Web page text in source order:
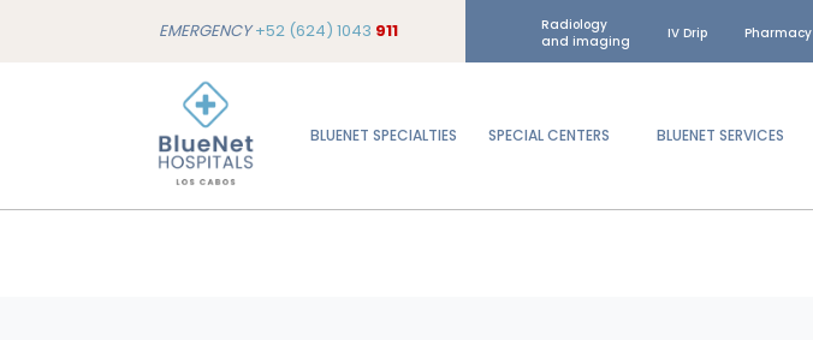
EMERGENCY+52 (624) 1043 911
Radiology
and imaging
IV Drip Pharmacy
BLUENET SPECIALTIES SPECIAL CENTERS BLUENET SERVICES